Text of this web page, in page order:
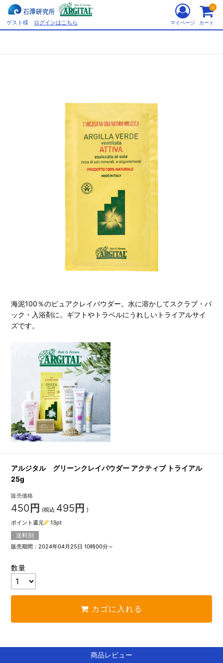
ゲスト様 ログインはこちら マイページ カート
0
海泥100％のピュアクレイパウダー。水に溶かしてスクラブ・パ
ック・入浴剤に。ギフトやトラベルにうれしいトライアルサイ
ズです。
アルジタル グリーンクレイパウダー アクティブ トライアル
25g
販売価格
450 円 (税込 495 円 )
ポイント還元
13pt
送料別
販売期間：2024年04月25日 10時00分～
数量
カゴに入れる
商品レビュー